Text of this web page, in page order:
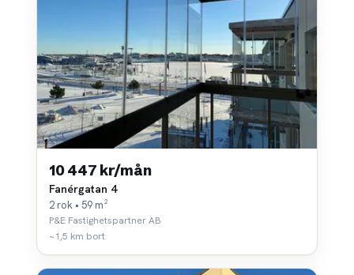
10 447 kr/mån
Fanérgatan 4
2 rok • 59 m²
P&E Fastighetspartner AB
~1,5 km bort